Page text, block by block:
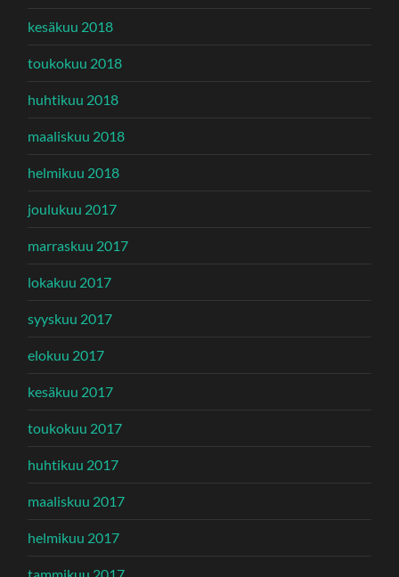
kesäkuu 2018
toukokuu 2018
huhtikuu 2018
maaliskuu 2018
helmikuu 2018
joulukuu 2017
marraskuu 2017
lokakuu 2017
syyskuu 2017
elokuu 2017
kesäkuu 2017
toukokuu 2017
huhtikuu 2017
maaliskuu 2017
helmikuu 2017